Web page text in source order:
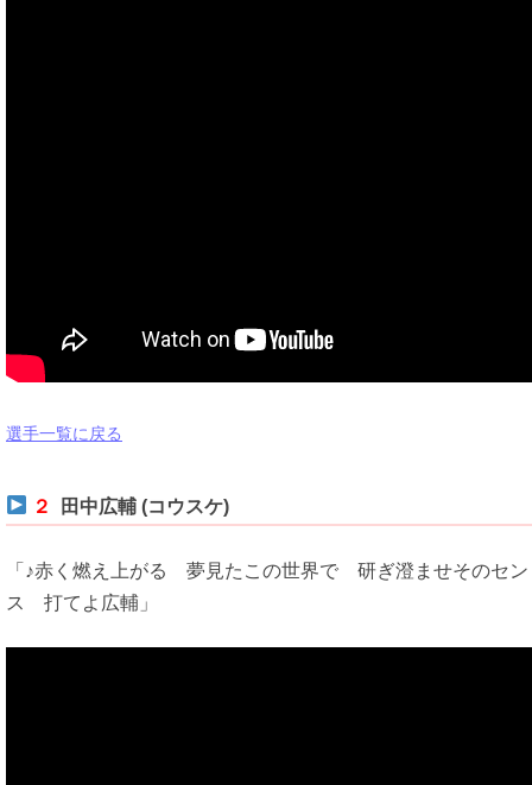
選手一覧に戻る
２ 田中広輔 (コウスケ)
「♪赤く燃え上がる 夢見たこの世界で 研ぎ澄ませそのセン
ス 打てよ広輔」